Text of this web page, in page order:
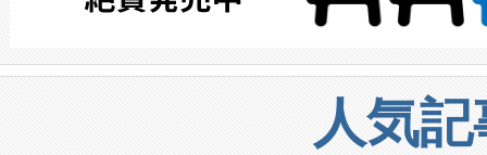
人気